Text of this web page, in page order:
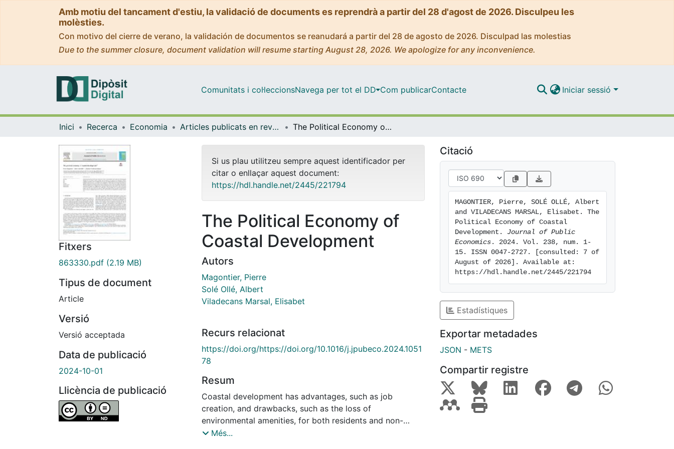
Amb motiu del tancament d'estiu, la validació de documents es reprendrà a partir del 28 d'agost de 2026. Disculpeu les
molèsties.
Con motivo del cierre de verano, la validación de documentos se reanudará a partir del 28 de agosto de 2026. Disculpad las molestias
Due to the summer closure, document validation will resume starting August 28, 2026. We apologize for any inconvenience.
Comunitats i col·leccionsNavega per tot el DD Com publicarContacte Iniciar sessió
Inici Recerca Economia Articles publicats en revistes (Economia) The Political Economy of Coastal Development
Fitxers
863330.pdf (2.19 MB)
Tipus de document
Article
Versió
Versió acceptada
Data de publicació
2024-10-01
Llicència de publicació
Si us plau utilitzeu sempre aquest identificador per
citar o enllaçar aquest document:
https://hdl.handle.net/2445/221794
The Political Economy of
Coastal Development
Autors
Magontier, Pierre
Solé Ollé, Albert
Viladecans Marsal, Elisabet
Recurs relacionat
https://doi.org/https://doi.org/10.1016/j.jpubeco.2024.1051
78
Resum
Coastal development has advantages, such as job
creation, and drawbacks, such as the loss of
environmental amenities, for both residents and non-
residents. Local governments may prioritize their
Més...
Citació
MAGONTIER, Pierre, SOLÉ OLLÉ, Albert
and VILADECANS MARSAL, Elisabet. The
Political Economy of Coastal
Development. Journal of Public
Economics . 2024. Vol. 238, num. 1-
15. ISSN 0047-2727. [consulted: 7 of
August of 2026]. Available at:
https://hdl.handle.net/2445/221794
Estadístiques
Exportar metadades
JSON - METS
Compartir registre